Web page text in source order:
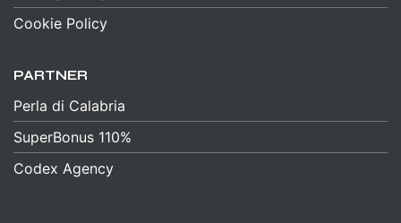
Cookie Policy
PARTNER
Perla di Calabria
SuperBonus 110%
Codex Agency